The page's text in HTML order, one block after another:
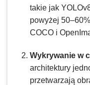
takie jak
powyżej
COCO i
Wykrywanie w
architektury
przetwarzają